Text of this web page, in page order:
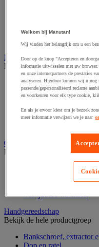
Accessoires voor
Accessoires voor zaag
Elektrische toebehoren en
Bekijk de hele productgroep
Accessoires voor
Batterij, oplader en
Elektrische kabel
Elektrische uitrusting
Verlengsnoer,
Gereedschap opbergen
Bekijk de hele productgroep
Assortimentsdoos en
Verrijdbare werktafel
Handgereedschap
Bekijk de hele productgroep
Bankschroef, extractor
Dop en ratel
Welkom bij Manutan!
Wij vinden het belangrijk om u een
Door op de knop "Accepteren en
informatie uitwisselen met uw
en onze internetpartners de prestaties
analyseren. Hierdoor kunnen wij u nog
passende/gepersonaliseerd reclame
en voorkeuren voor elk type cookie,
En als je ervoor kiest om je bezoek
meer informatie verwijzen we je naar